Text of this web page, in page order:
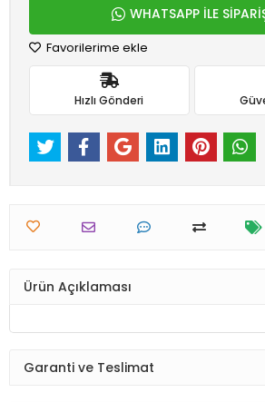
WHATSAPP İLE
Favorilerime ekle
Hızlı Gönderi
Ürün Açıklaması
Garanti ve Teslimat